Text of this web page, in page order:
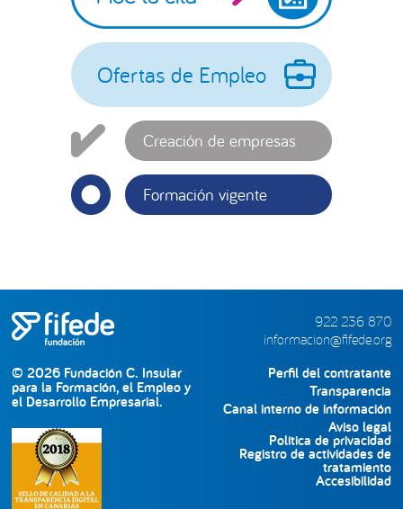
lateral
principal
Ofertas de Empleo
Creación de empresas
Formación vigente
© 2026 Fundación C. Insular
para la Formación, el Empleo y
el Desarrollo Empresarial.
922 236 870
informacion@fifede.org
Perfil del contratante
Transparencia
Canal interno de información
Aviso legal
Política de privacidad
Registro de actividades de
tratamiento
Accesibilidad